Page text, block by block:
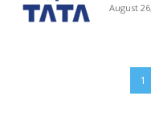
August
1